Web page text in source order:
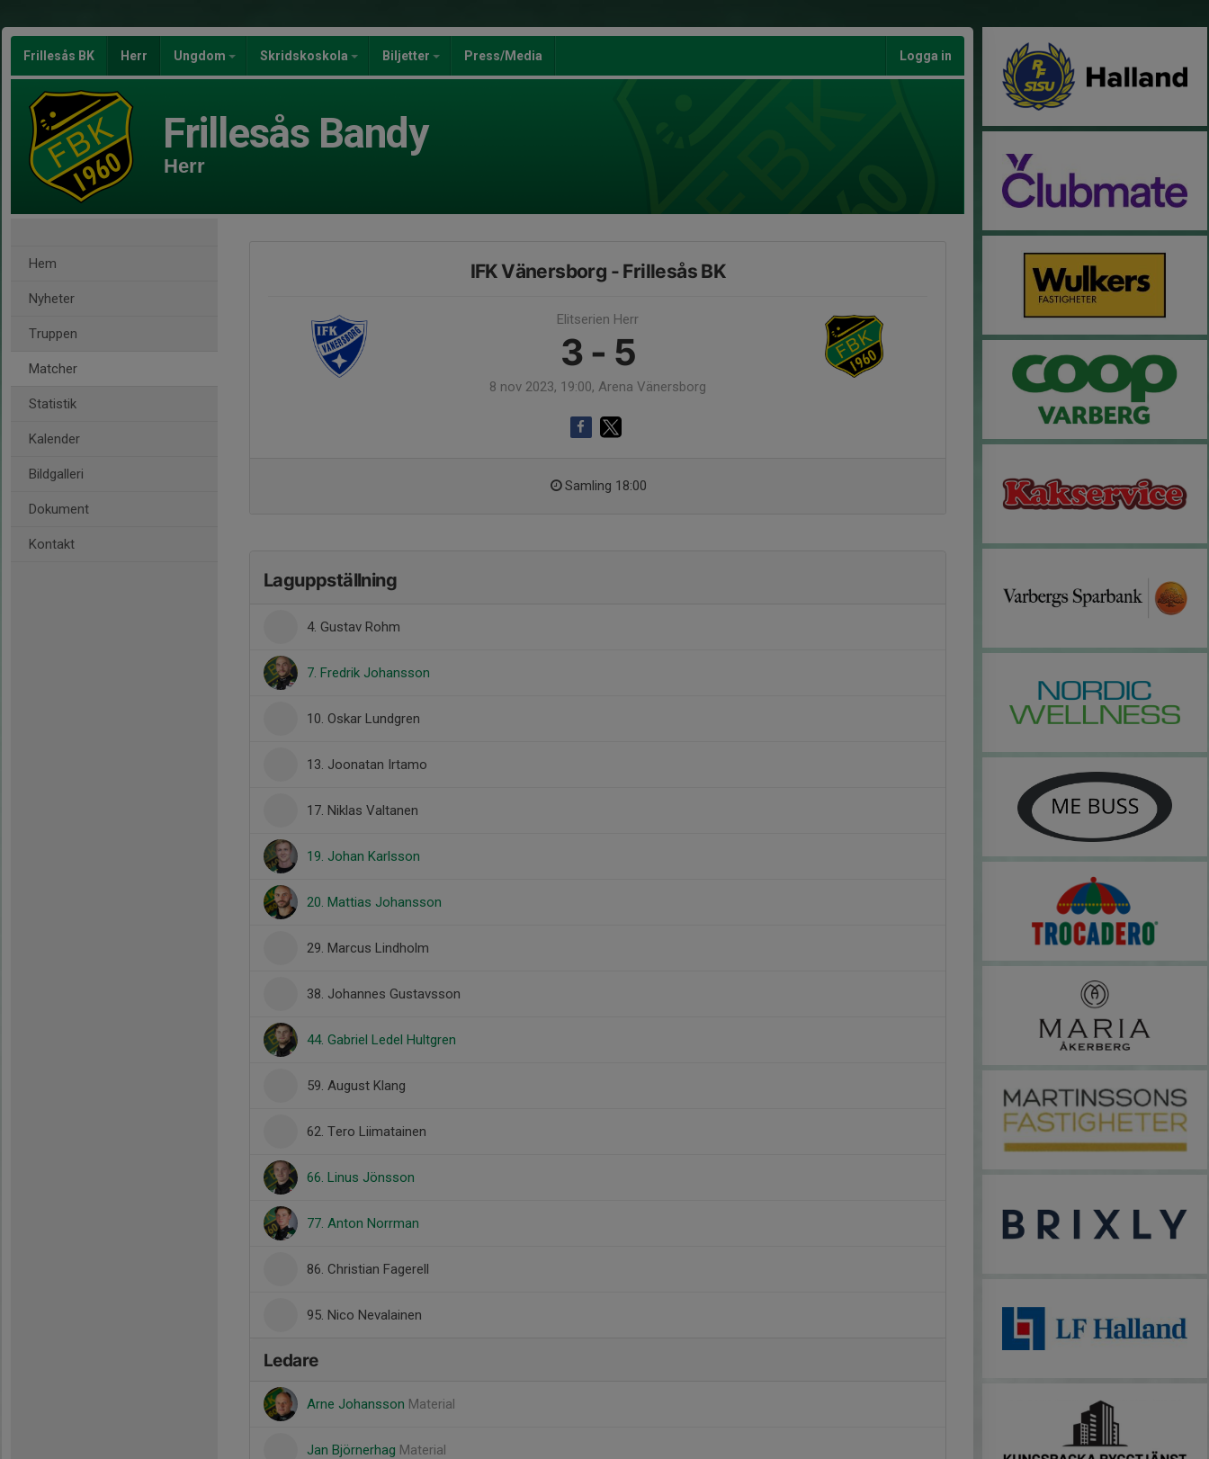
Frillesås BK Herr Ungdom Skridskoskola Biljetter Press/Media Logga in
Frillesås Bandy
Herr
Hem
Nyheter
Truppen
Matcher
Statistik
Kalender
Bildgalleri
Dokument
Kontakt
IFK Vänersborg - Frillesås BK
Elitserien Herr
3 - 5
8 nov 2023, 19:00, Arena Vänersborg
Samling 18:00
Laguppställning
4. Gustav Rohm
7. Fredrik Johansson
10. Oskar Lundgren
13. Joonatan Irtamo
17. Niklas Valtanen
19. Johan Karlsson
20. Mattias Johansson
29. Marcus Lindholm
38. Johannes Gustavsson
44. Gabriel Ledel Hultgren
59. August Klang
62. Tero Liimatainen
66. Linus Jönsson
77. Anton Norrman
86. Christian Fagerell
95. Nico Nevalainen
Ledare
Arne Johansson Material
Jan Björnerhag Material